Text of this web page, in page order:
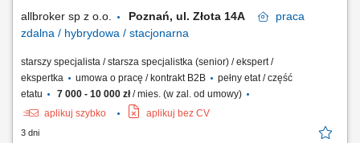
allbroker sp z o.o. Poznań, ul. Złota 14A
praca
zdalna / hybrydowa / stacjonarna
starszy specjalista / starsza specjalistka (senior) / ekspert /
ekspertka
umowa o pracę / kontrakt B2B
pełny etat / część
etatu
7 000 - 10 000 zł/ mies. (w zal. od umowy)
aplikuj szybko
aplikuj bez CV
3 dni